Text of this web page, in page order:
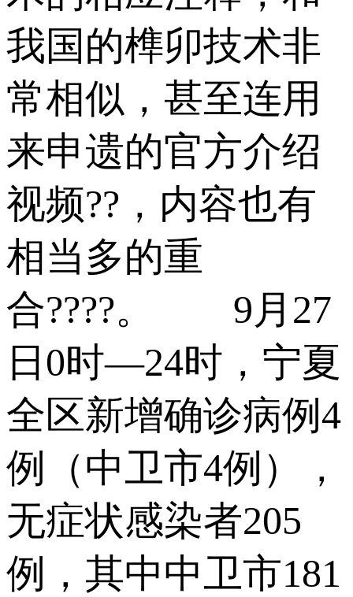
我国的榫卯技术非
常相似，甚至连用
来申遗的官方介绍
视频??，内容也有
相当多的重
合????。 9月27
日0时—24时，宁夏
全区新增确诊病例4
例（中卫市4例），
无症状感染者205
例，其中中卫市181